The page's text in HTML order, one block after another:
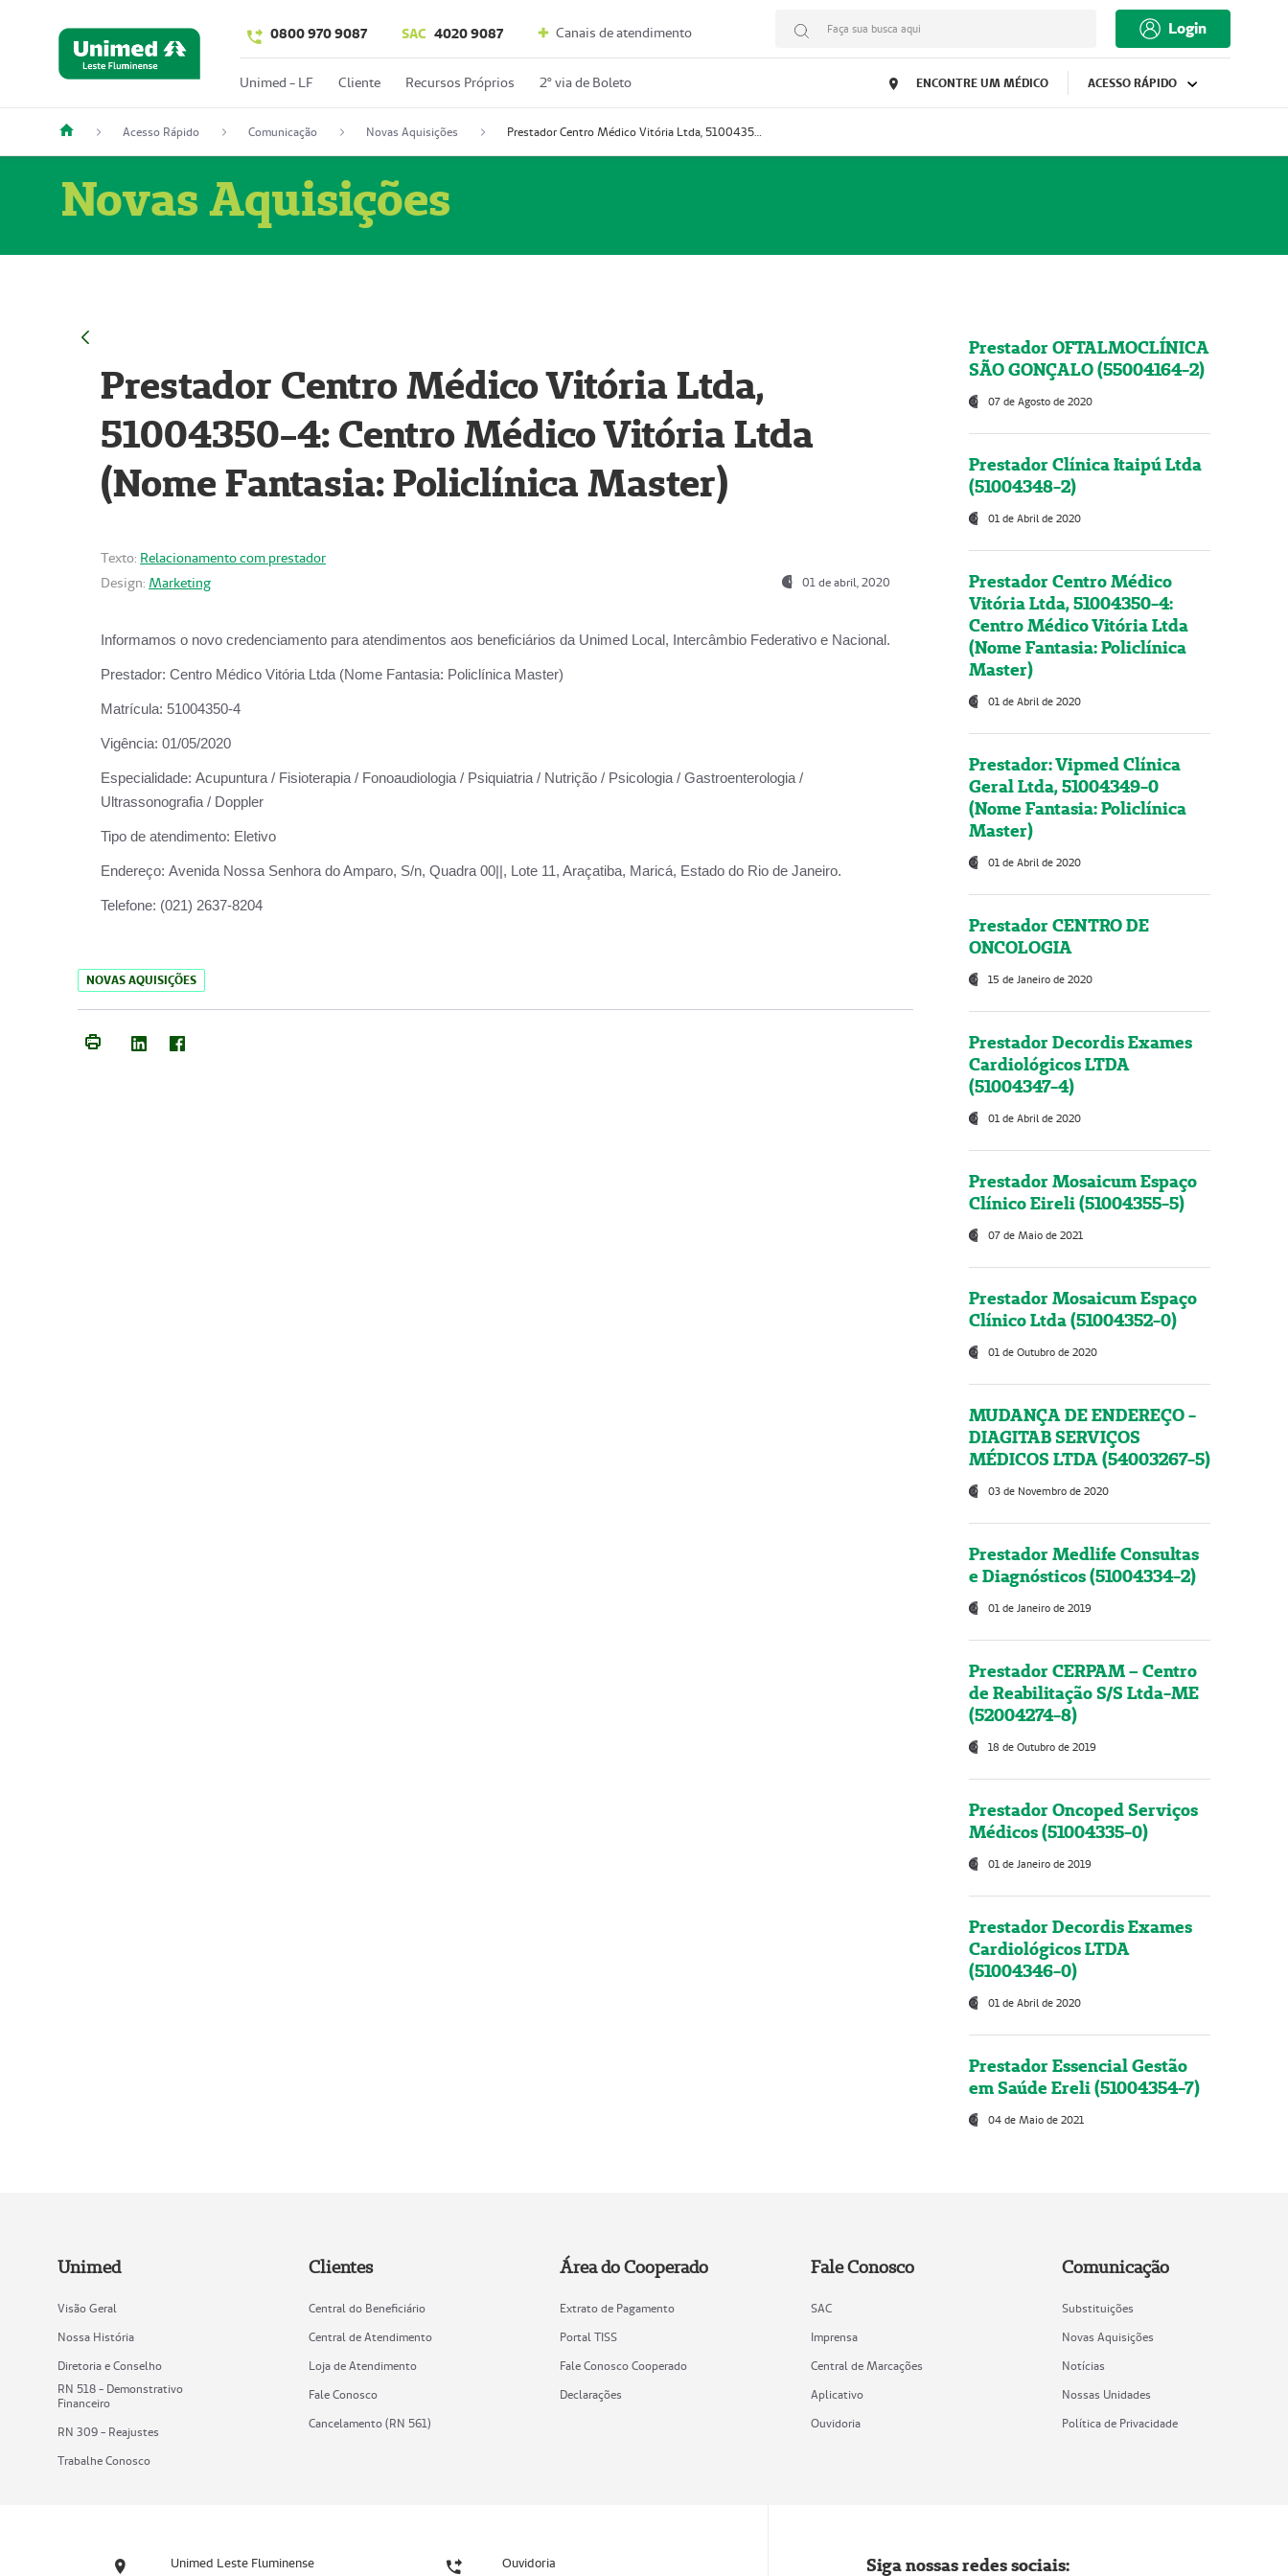
0800 970 9087 SAC 4020 9087 Canais de atendimento Faça sua busca aqui Login
Unimed - LF Cliente Recursos Próprios 2º via de Boleto ENCONTRE UM MÉDICO ACESSO RÁPIDO
Acesso Rápido Comunicação Novas Aquisições Prestador Centro Médico Vitória Ltda, 51004350-4: Centro Médico Vitória Ltda (Nome Fantasia: Policlínica Master)
Novas Aquisições
Prestador Centro Médico Vitória Ltda,
51004350-4: Centro Médico Vitória Ltda
(Nome Fantasia: Policlínica Master)
Texto: Relacionamento com prestador
Design: Marketing 01 de abril, 2020
Informamos o novo credenciamento para atendimentos aos beneficiários da Unimed Local, Intercâmbio Federativo e Nacional.
Prestador: Centro Médico Vitória Ltda (Nome Fantasia: Policlínica Master)
Matrícula: 51004350-4
Vigência: 01/05/2020
Especialidade: Acupuntura / Fisioterapia / Fonoaudiologia / Psiquiatria / Nutrição / Psicologia / Gastroenterologia /
Ultrassonografia / Doppler
Tipo de atendimento: Eletivo
Endereço: Avenida Nossa Senhora do Amparo, S/n, Quadra 00||, Lote 11, Araçatiba, Maricá, Estado do Rio de Janeiro.
Telefone: (021) 2637-8204
NOVAS AQUISIÇÕES
Prestador OFTALMOCLÍNICA
SÃO GONÇALO (55004164-2)
07 de Agosto de 2020
Prestador Clínica Itaipú Ltda
(51004348-2)
01 de Abril de 2020
Prestador Centro Médico
Vitória Ltda, 51004350-4:
Centro Médico Vitória Ltda
(Nome Fantasia: Policlínica
Master)
01 de Abril de 2020
Prestador: Vipmed Clínica
Geral Ltda, 51004349-0
(Nome Fantasia: Policlínica
Master)
01 de Abril de 2020
Prestador CENTRO DE
ONCOLOGIA
15 de Janeiro de 2020
Prestador Decordis Exames
Cardiológicos LTDA
(51004347-4)
01 de Abril de 2020
Prestador Mosaicum Espaço
Clínico Eireli (51004355-5)
07 de Maio de 2021
Prestador Mosaicum Espaço
Clínico Ltda (51004352-0)
01 de Outubro de 2020
MUDANÇA DE ENDEREÇO -
DIAGITAB SERVIÇOS
MÉDICOS LTDA (54003267-5)
03 de Novembro de 2020
Prestador Medlife Consultas
e Diagnósticos (51004334-2)
01 de Janeiro de 2019
Prestador CERPAM – Centro
de Reabilitação S/S Ltda-ME
(52004274-8)
18 de Outubro de 2019
Prestador Oncoped Serviços
Médicos (51004335-0)
01 de Janeiro de 2019
Prestador Decordis Exames
Cardiológicos LTDA
(51004346-0)
01 de Abril de 2020
Prestador Essencial Gestão
em Saúde Ereli (51004354-7)
04 de Maio de 2021
Unimed
Visão Geral
Nossa História
Diretoria e Conselho
RN 518 - Demonstrativo
Financeiro
RN 309 - Reajustes
Trabalhe Conosco
Clientes
Central do Beneficiário
Central de Atendimento
Loja de Atendimento
Fale Conosco
Cancelamento (RN 561)
Área do Cooperado
Extrato de Pagamento
Portal TISS
Fale Conosco Cooperado
Declarações
Fale Conosco
SAC
Imprensa
Central de Marcações
Aplicativo
Ouvidoria
Comunicação
Substituições
Novas Aquisições
Notícias
Nossas Unidades
Política de Privacidade
Unimed Leste Fluminense Ouvidoria Siga nossas redes sociais: